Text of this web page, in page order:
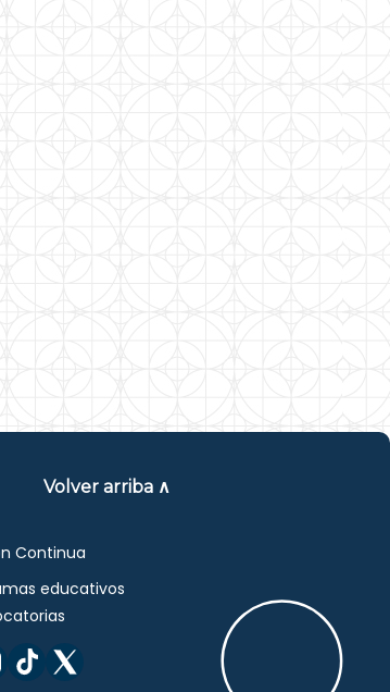
Volver arriba ∧
Continua
educativos